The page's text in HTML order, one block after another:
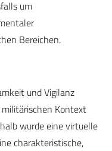
um
Bereichen.
und Vigilanz
Kontext
wurde eine virtuelle
charakteristische,